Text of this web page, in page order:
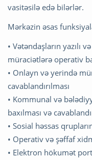
vasitəsilə edə bilərlər.
Mərkəzin əsas
• Vətəndaşların yazılı
müraciətlərə operativ
• Onlayn və yerində
cavablandırılması
• Kommunal və
baxılması və
• Sosial həssas
• Operativ və şəffaf
• Elektron hökumət